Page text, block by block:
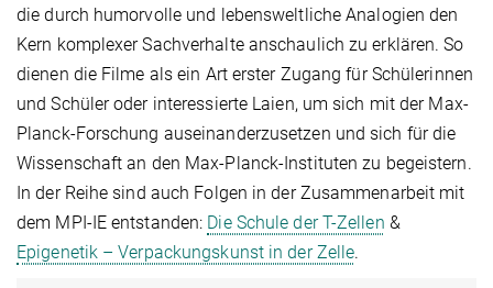
die durch humorvolle und lebensweltliche Analogien den
Kern komplexer Sachverhalte anschaulich zu erklären. So
dienen die Filme als ein Art erster Zugang für Schülerinnen
und Schüler oder interessierte Laien, um sich mit der Max-
Planck-Forschung auseinanderzusetzen und sich für die
Wissenschaft an den Max-Planck-Instituten zu begeistern.
In der Reihe sind auch Folgen in der Zusammenarbeit mit
dem MPI-IE entstanden: Die Schule der T-Zellen &
Epigenetik – Verpackungskunst in der Zelle.